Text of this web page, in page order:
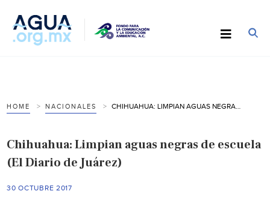
HOME NACIONALES
Chihuahua: Limpian aguas negras de escuela
(El Diario de Juárez)
30 OCTUBRE 2017